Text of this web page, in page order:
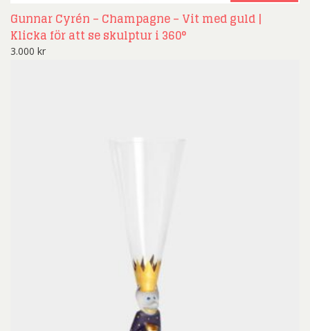
Gunnar Cyrén – Champagne – Vit med guld |
Klicka för att se skulptur i 360°
3.000 kr